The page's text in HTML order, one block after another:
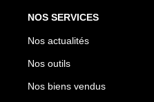
NOS SERVICES
Nos actualités
Nos outils
Nos biens vendus